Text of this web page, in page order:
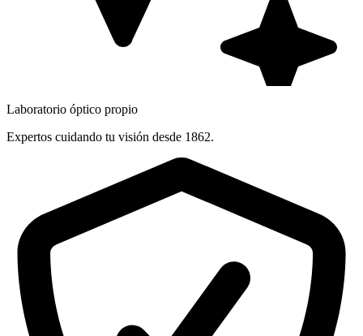
Laboratorio óptico propio
Expertos cuidando tu visión desde 1862.